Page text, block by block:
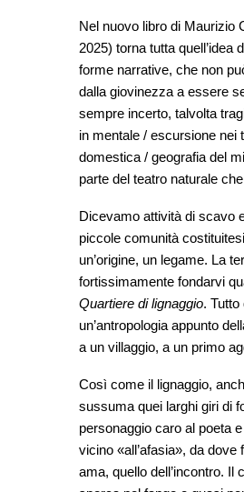
Nel nuovo libro di Maurizio
2025) torna tutta
forme narrative, che non
dalla giovinezza a essere
sempre incerto, talvolta
in mentale / escursione nei
domestica / geografia del
parte del teatro naturale
Dicevamo attività di scavo
piccole comunità
un’origine, un legame. La
fortissimamente fondarvi
Quartiere di lignaggio.
un’antropologia appunto
a un villaggio, a un primo
Così come il lignaggio,
sussuma quei larghi giri di
personaggio caro al poeta
vicino «all’afasia», da
ama, quello dell’incontro.